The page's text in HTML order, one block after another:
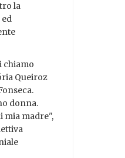
la
chiamo
Queiroz
donna.
mia madre",